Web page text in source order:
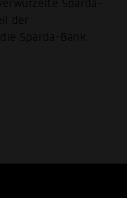
Sparda-
der
Sparda-Bank